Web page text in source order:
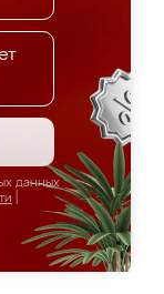
данных